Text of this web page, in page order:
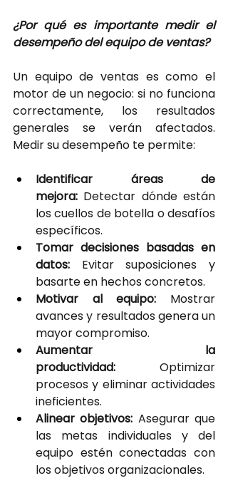
¿Por qué es importante medir el
desempeño del equipo de ventas?
Un equipo de ventas es como el
motor de un negocio: si no funciona
correctamente, los resultados
generales se verán afectados.
Medir su desempeño te permite:
Identificar áreas de
mejora: Detectar dónde están
los cuellos de botella o desafíos
específicos.
Tomar decisiones basadas en
datos: Evitar suposiciones y
basarte en hechos concretos.
Motivar al equipo: Mostrar
avances y resultados genera un
mayor compromiso.
Aumentar la
productividad: Optimizar
procesos y eliminar actividades
ineficientes.
Alinear objetivos: Asegurar que
las metas individuales y del
equipo estén conectadas con
los objetivos organizacionales.